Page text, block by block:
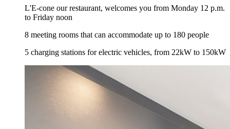
L'E-cone our restaurant, welcomes you from Monday 12 p.m.
to Friday noon
8 meeting rooms that can accommodate up to 180 people
5 charging stations for electric vehicles, from 22kW to 150kW